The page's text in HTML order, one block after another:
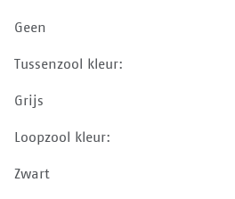
Geen
Tussenzool kleur:
Grijs
Loopzool kleur:
Zwart